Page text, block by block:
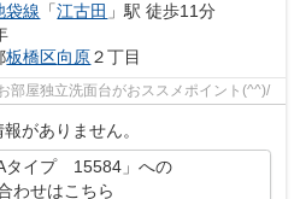
袋線 「江古田 」駅 徒歩11分
板橋区向原２丁目
部屋独立洗面台がおススメポイント(^^)/
がありません。
Aタイプ 15584」への
わせはこちら